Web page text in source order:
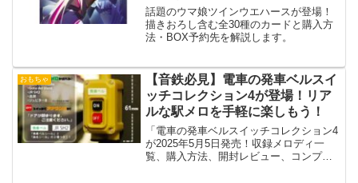
情報まとめ
話題のウマ娘ツインウエハースが登場！
描きおろし含む全30種のカードと購入方
法・BOX予約先を解説します。
おもちゃ
【音鉄必見】電車の発車ベルスイ
ッチコレクション4が登場！リア
ルな駅メロを手軽に楽しもう！
「電車の発車ベルスイッチコレクション4
が2025年5月5日発売！収録メロディ一
覧、購入方法、開封レビュー、コンプリ